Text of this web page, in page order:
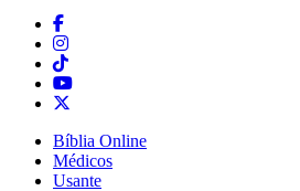
Bíblia Online
Médicos
Usante